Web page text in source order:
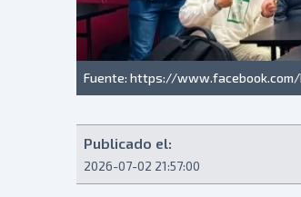
Fuente: https://www.facebook.com/
Publicado el:
2026-07-02 21:57:00